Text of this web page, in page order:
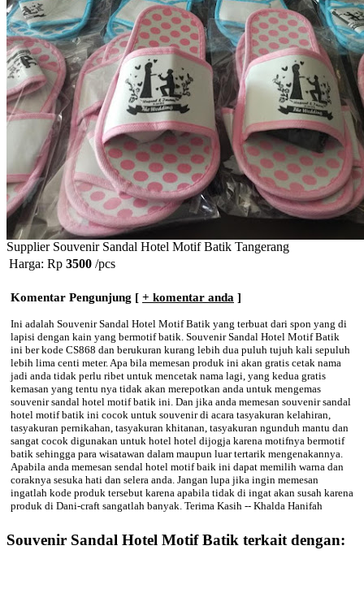
Supplier Souvenir Sandal Hotel Motif Batik Tangerang
Harga: Rp 3500 /pcs
Komentar Pengunjung [ + komentar anda ]
Ini adalah Souvenir Sandal Hotel Motif Batik yang terbuat dari spon yang di
lapisi dengan kain yang bermotif batik. Souvenir Sandal Hotel Motif Batik
ini ber kode CS868 dan berukuran kurang lebih dua puluh tujuh kali sepuluh
lebih lima centi meter. Apa bila memesan produk ini akan gratis cetak nama
jadi anda tidak perlu ribet untuk mencetak nama lagi, yang kedua gratis
kemasan yang tentu nya tidak akan merepotkan anda untuk mengemas
souvenir sandal hotel motif batik ini. Dan jika anda memesan souvenir sandal
hotel motif batik ini cocok untuk souvenir di acara tasyakuran kelahiran,
tasyakuran pernikahan, tasyakuran khitanan, tasyakuran ngunduh mantu dan
sangat cocok digunakan untuk hotel hotel dijogja karena motifnya bermotif
batik sehingga para wisatawan dalam maupun luar tertarik mengenakannya.
Apabila anda memesan sendal hotel motif baik ini dapat memilih warna dan
coraknya sesuka hati dan selera anda. Jangan lupa jika ingin memesan
ingatlah kode produk tersebut karena apabila tidak di ingat akan susah karena
produk di Dani-craft sangatlah banyak. Terima Kasih -- Khalda Hanifah
Souvenir Sandal Hotel Motif Batik terkait dengan: